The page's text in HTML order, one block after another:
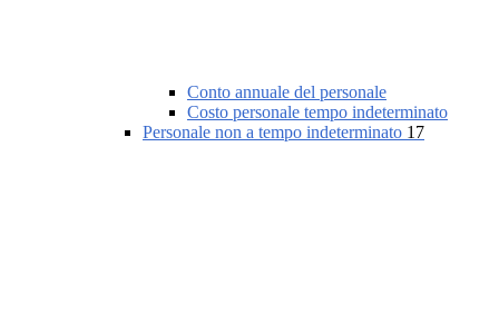
Conto annuale del personale
Costo personale tempo indeterminato
Personale non a tempo indeterminato 17